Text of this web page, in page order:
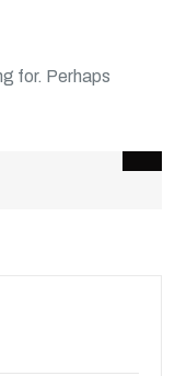
for. Perhaps